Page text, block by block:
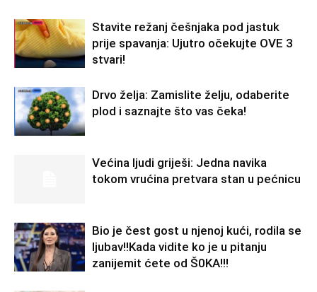
Stavite režanj češnjaka pod jastuk
prije spavanja: Ujutro očekujte OVE 3
stvari!
Drvo želja: Zamislite želju, odaberite
plod i saznajte što vas čeka!
Većina ljudi griješi: Jedna navika
tokom vrućina pretvara stan u pećnicu
Bio je čest gost u njenoj kući, rodila se
ljubav!!Kada vidite ko je u pitanju
zanijemit ćete od Š0KA!!!